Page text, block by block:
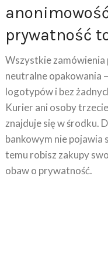
prywatność
Wszystkie zamówienia
neutralne opakowania
logotypów i bez
Kurier ani osoby
znajduje się w środku.
bankowym nie pojawia
temu robisz zakupy
obaw o prywatność.